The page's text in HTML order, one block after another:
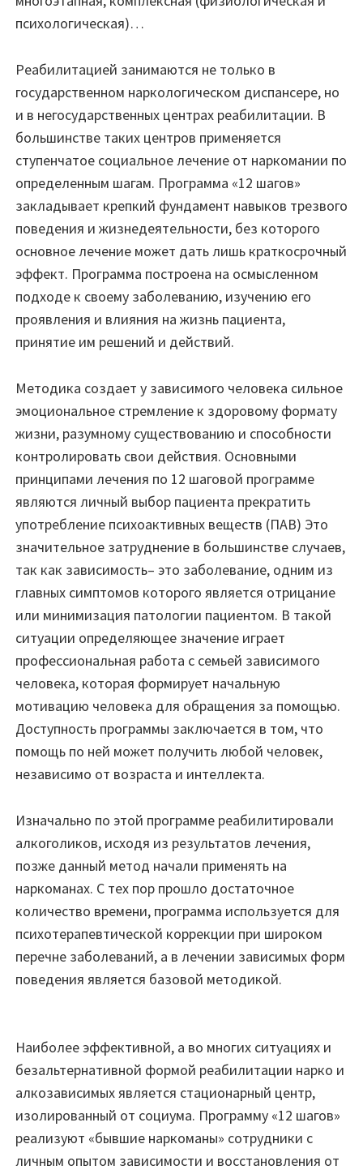
психологическая)…
Реабилитацией занимаются не только в
государственном наркологическом диспансере, но
и в негосударственных центрах реабилитации. В
большинстве таких центров применяется
ступенчатое социальное лечение от наркомании по
определенным шагам. Программа «12 шагов»
закладывает крепкий фундамент навыков трезвого
поведения и жизнедеятельности, без которого
основное лечение может дать лишь краткосрочный
эффект. Программа построена на осмысленном
подходе к своему заболеванию, изучению его
проявления и влияния на жизнь пациента,
принятие им решений и действий.
Методика создает у зависимого человека сильное
эмоциональное стремление к здоровому формату
жизни, разумному существованию и способности
контролировать свои действия. Основными
принципами лечения по 12 шаговой программе
являются личный выбор пациента прекратить
употребление психоактивных веществ (ПАВ) Это
значительное затруднение в большинстве случаев,
так как зависимость– это заболевание, одним из
главных симптомов которого является отрицание
или минимизация патологии пациентом. В такой
ситуации определяющее значение играет
профессиональная работа с семьей зависимого
человека, которая формирует начальную
мотивацию человека для обращения за помощью.
Доступность программы заключается в том, что
помощь по ней может получить любой человек,
независимо от возраста и интеллекта.
Изначально по этой программе реабилитировали
алкоголиков, исходя из результатов лечения,
позже данный метод начали применять на
наркоманах. С тех пор прошло достаточное
количество времени, программа используется для
психотерапевтической коррекции при широком
перечне заболеваний, а в лечении зависимых форм
поведения является базовой методикой.
Наиболее эффективной, а во многих ситуациях и
безальтернативной формой реабилитации нарко и
алкозависимых является стационарный центр,
изолированный от социума. Программу «12 шагов»
реализуют «бывшие наркоманы» сотрудники с
личным опытом зависимости и восстановления от